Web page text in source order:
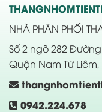
NHÀ PHÂN PHỐI
Số 2 ngõ 282
Quận Nam Từ Liêm,
0942.224.678